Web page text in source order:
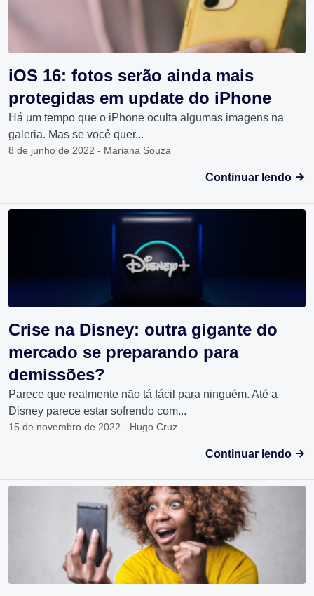
iOS 16: fotos serão ainda mais
protegidas em update do iPhone
Há um tempo que o iPhone oculta algumas imagens na
galeria. Mas se você quer...
8 de junho de 2022 - Mariana Souza
Continuar lendo
Crise na Disney: outra gigante do
mercado se preparando para
demissões?
Parece que realmente não tá fácil para ninguém. Até a
Disney parece estar sofrendo com...
15 de novembro de 2022 - Hugo Cruz
Continuar lendo